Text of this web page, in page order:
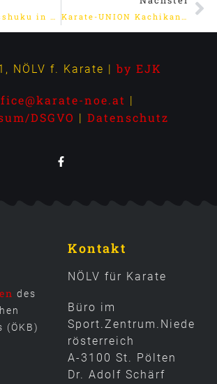
Jundokan-Gasshuku in Okinawa Karate-UNION Kachikan Neulengbach
NÖLV f. Karate | by EJK
noe.at
DSGVO Datenschutz
des
(ÖKB)
Kontakt
NÖLV für Karate
Büro im
Sport.Zentrum.Niede
rösterreich
A-3100 St. Pölten
Dr. Adolf Schärf